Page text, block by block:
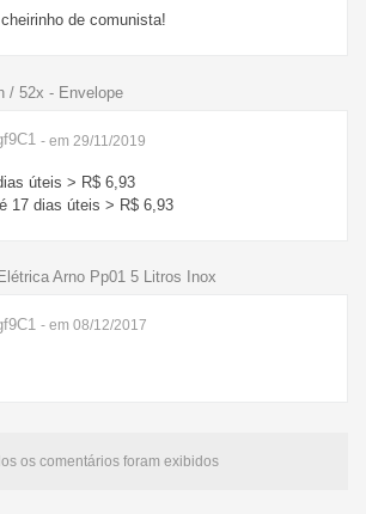
de comunista!
/ 52x - Envelope
- em 29/11/2019
úteis > R$ 6,93
17 dias úteis > R$ 6,93
Arno Pp01 5 Litros Inox
- em 08/12/2017
os comentários foram exibidos